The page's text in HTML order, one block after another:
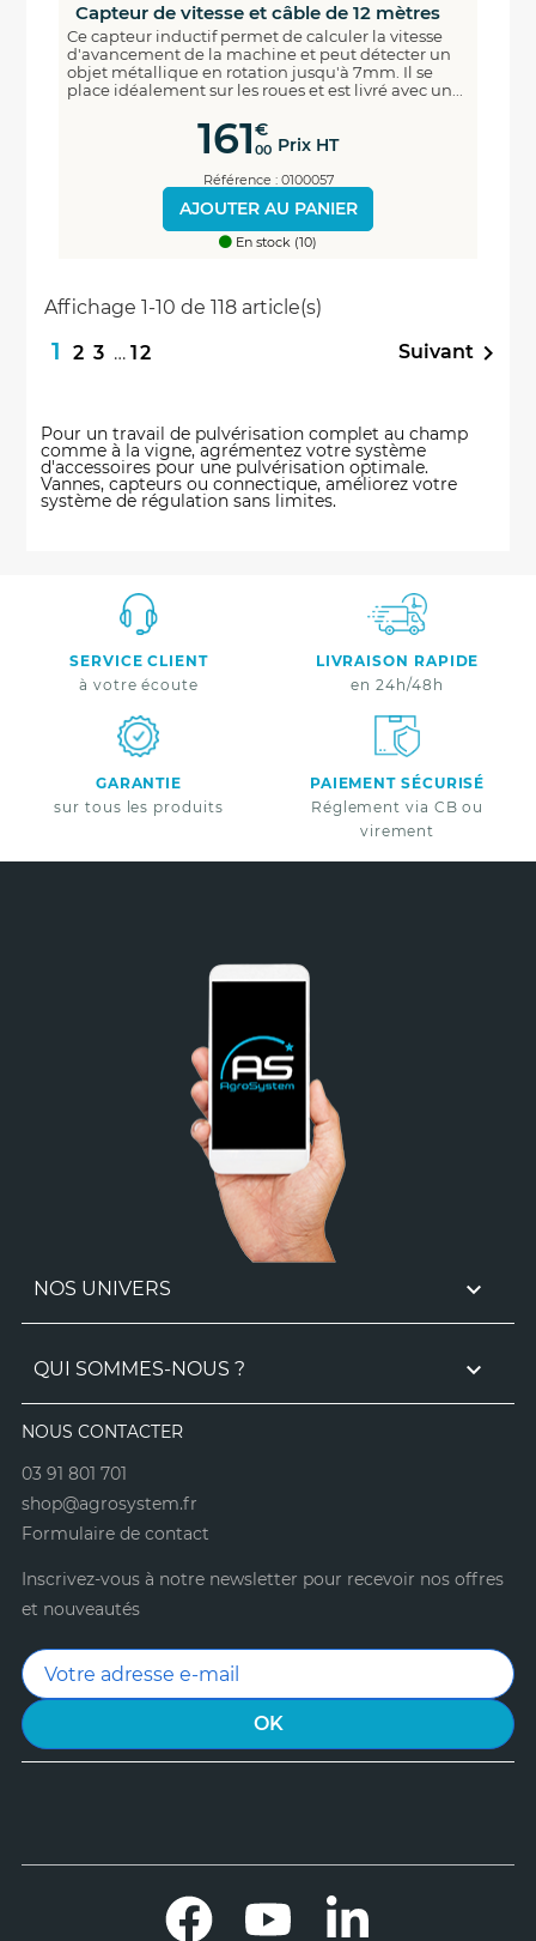
Capteur de vitesse et câble de 12 mètres
Ce capteur inductif permet de calculer la vitesse
d'avancement de la machine et peut détecter un
objet métallique en rotation jusqu'à 7mm. Il se
place idéalement sur les roues et est livré avec un...
161€
00 Prix HT
Référence : 0100057
AJOUTER AU PANIER
En stock (10)
Affichage 1-10 de 118 article(s)
123 … 12 Suivant
Pour un travail de pulvérisation complet au champ
comme à la vigne, agrémentez votre système
d'accessoires pour une pulvérisation optimale.
Vannes, capteurs ou connectique, améliorez votre
système de régulation sans limites.
SERVICE CLIENT
à votre écoute
LIVRAISON RAPIDE
en 24h/48h
GARANTIE
sur tous les produits
PAIEMENT SÉCURISÉ
Réglement via CB ou
virement
NOS UNIVERS 
QUI SOMMES-NOUS ? 
NOUS CONTACTER
03 91 801 701
shop@agrosystem.fr
Formulaire de contact
Inscrivez-vous à notre newsletter pour recevoir nos offres
et nouveautés
Facebook YouTube